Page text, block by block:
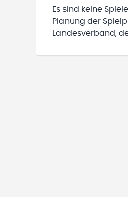
Es sind keine
Planung der
Landesverband,